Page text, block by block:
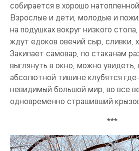
собирается в хорошо
Взрослые и дети, молодые и
на подушках вокруг низкого
ждут едоков овечий сыр, сливки,
Закипает самовар, по стаканам
выглянуть в окно, можно увидеть,
абсолютной тишине клубятся
невидимый большой мир, во все
одновременно страшивший
***